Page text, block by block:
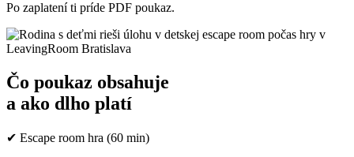
Po zaplatení ti príde PDF poukaz.
Čo poukaz obsahuje
a ako dlho platí
✔︎ Escape room hra (60 min)